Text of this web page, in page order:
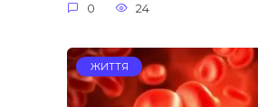
0 24
ЖИТТЯ